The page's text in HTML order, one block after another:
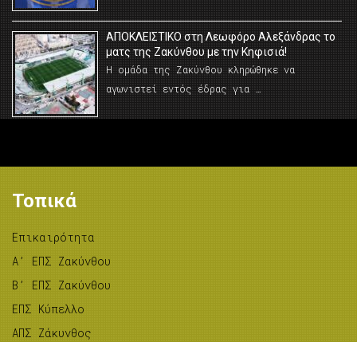
AΠΟΚΛΕΙΣΤΙΚΟ στη Λεωφόρο Αλεξάνδρας το
ματς της Ζακύνθου με την Κηφισιά!
Η ομάδα της Ζακύνθου κληρώθηκε να
αγωνιστεί εντός έδρας για …
Τοπικά
Επικαιρότητα
A’ ΕΠΣ Ζακύνθου
B’ ΕΠΣ Ζακύνθου
ΕΠΣ Κύπελλο
ΑΠΣ Ζάκυνθος